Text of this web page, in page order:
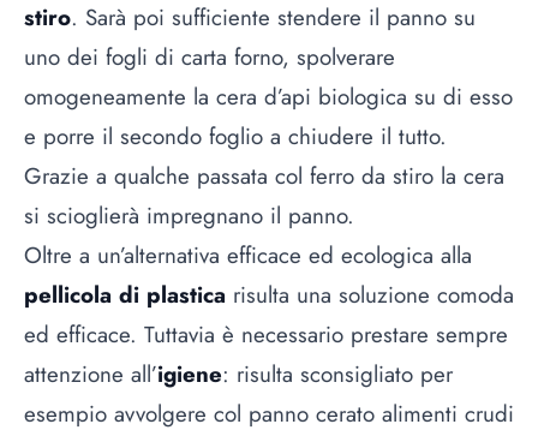
stiro. Sarà poi sufficiente stendere il panno su
uno dei fogli di carta forno, spolverare
omogeneamente la cera d’api biologica su di esso
e porre il secondo foglio a chiudere il tutto.
Grazie a qualche passata col ferro da stiro la cera
si scioglierà impregnano il panno.
Oltre a un’alternativa efficace ed ecologica alla
pellicola di plastica risulta una soluzione comoda
ed efficace. Tuttavia è necessario prestare sempre
attenzione all’igiene: risulta sconsigliato per
esempio avvolgere col panno cerato alimenti crudi